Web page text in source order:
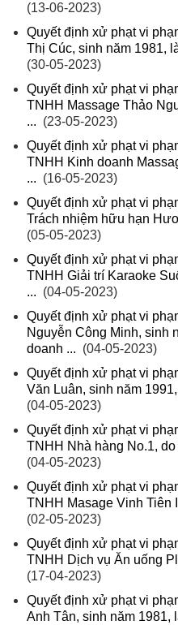
(13-06-2023)
Quyết định xử phạt vi
Thị Cúc, sinh năm 1981,
(30-05-2023)
Quyết định xử phạt vi
TNHH Massage Thảo
... (23-05-2023)
Quyết định xử phạt vi
TNHH Kinh doanh
... (16-05-2023)
Quyết định xử phạt vi
Trách nhiệm hữu hạn
(05-05-2023)
Quyết định xử phạt vi
TNHH Giải trí Karaoke
... (04-05-2023)
Quyết định xử phạt vi
Nguyễn Công Minh, sinh
doanh ... (04-05-2023)
Quyết định xử phạt vi
Văn Luân, sinh năm
(04-05-2023)
Quyết định xử phạt vi
TNHH Nhà hàng No.1,
(04-05-2023)
Quyết định xử phạt vi
TNHH Masage Vinh Tiên
(02-05-2023)
Quyết định xử phạt vi
TNHH Dịch vụ Ăn uống
(17-04-2023)
Quyết định xử phạt vi
Anh Tân, sinh năm 1981,